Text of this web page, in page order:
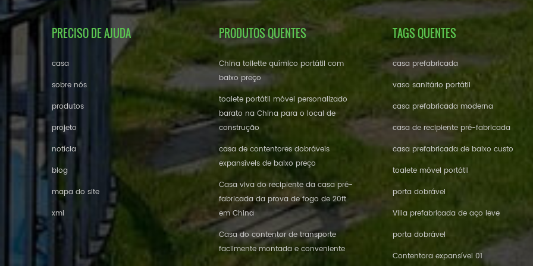
PRECISO DE AJUDA
casa
sobre nós
produtos
projeto
notícia
blog
mapa do site
xml
PRODUTOS QUENTES
China toilette químico portátil com
baixo preço
toalete portátil móvel personalizado
barato na China para o local de
construção
casa de contentores dobráveis ​​
expansíveis de baixo preço
Casa viva do recipiente da casa pré-
fabricada da prova de fogo de 20ft
em China
Casa do contentor de transporte
facilmente montada e conveniente
TAGS QUENTES
casa prefabricada
vaso sanitário portátil
casa prefabricada moderna
casa de recipiente pré-fabricada
casa prefabricada de baixo custo
toalete móvel portátil
porta dobrável
Villa prefabricada de aço leve
porta dobrável
Contentora expansível 01